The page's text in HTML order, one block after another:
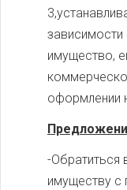
имущество,
оформлении
-Обратиться
имуществу с